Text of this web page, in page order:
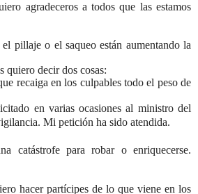
agradeceros a todos que las estamos
pillaje o el saqueo están aumentando la
quiero decir dos cosas:
recaiga en los culpables todo el peso de
en varias ocasiones al ministro del
Mi petición ha sido atendida.
catástrofe para robar o enriquecerse.
hacer partícipes de lo que viene en los